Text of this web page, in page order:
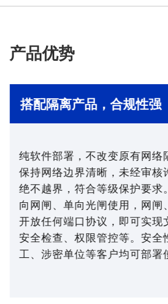
产品优势
搭配隔离产品，合规性强
纯软件部署，不改变原有网络
保持网络边界清晰，未经审核
绝不越界，符合等级保护要求
向网闸、单向光闸使用，网闸
开放任何端口协议，即可实现
安全检查、权限管控等。安全
工、涉密单位等客户均可部署